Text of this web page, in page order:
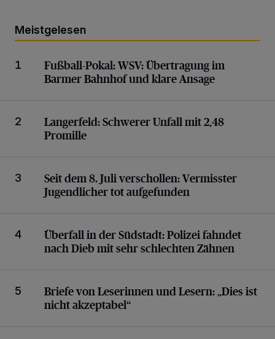
Meistgelesen
1
WSV: Übertragung im Barmer Bahnhof und klare
Fußball-Pokal:WSV: Übertragung im
Barmer Bahnhof und klare Ansage
2
Schwerer Unfall mit 2,48 Promille
Langerfeld:Schwerer Unfall mit 2,48
Promille
3
Vermisster Jugendlicher tot aufgefunden
Seit dem 8. Juli verschollen:Vermisster
Jugendlicher tot aufgefunden
4
Polizei fahndet nach Dieb mit sehr schlechten
Überfall in der Südstadt:Polizei fahndet
nach Dieb mit sehr schlechten Zähnen
5
„Dies ist nicht akzeptabel“
Briefe von Leserinnen und Lesern:„Dies ist
nicht akzeptabel“